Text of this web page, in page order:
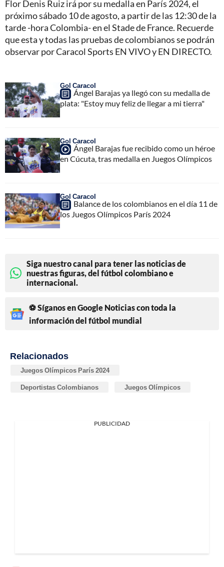
Flor Denis Ruiz irá por su medalla en París 2024, el
próximo sábado 10 de agosto, a partir de las 12:30 de la
tarde -hora Colombia- en el Stade de France. Recuerde
que esta y todas las pruebas de colombianos se podrán
observar por Caracol Sports EN VIVO y EN DIRECTO.
Gol Caracol
Ángel Barajas ya llegó con su medalla de
plata: "Estoy muy feliz de llegar a mi tierra"
Gol Caracol
Ángel Barajas fue recibido como un héroe
en Cúcuta, tras medalla en Juegos Olímpicos
Gol Caracol
Balance de los colombianos en el día 11 de
los Juegos Olímpicos París 2024
Siga nuestro canal para tener las noticias de
nuestras figuras, del fútbol colombiano e
internacional.
⚽ Síganos en Google Noticias con toda la
información del fútbol mundial
Relacionados
Juegos Olímpicos París 2024
Deportistas Colombianos Juegos Olímpicos
PUBLICIDAD